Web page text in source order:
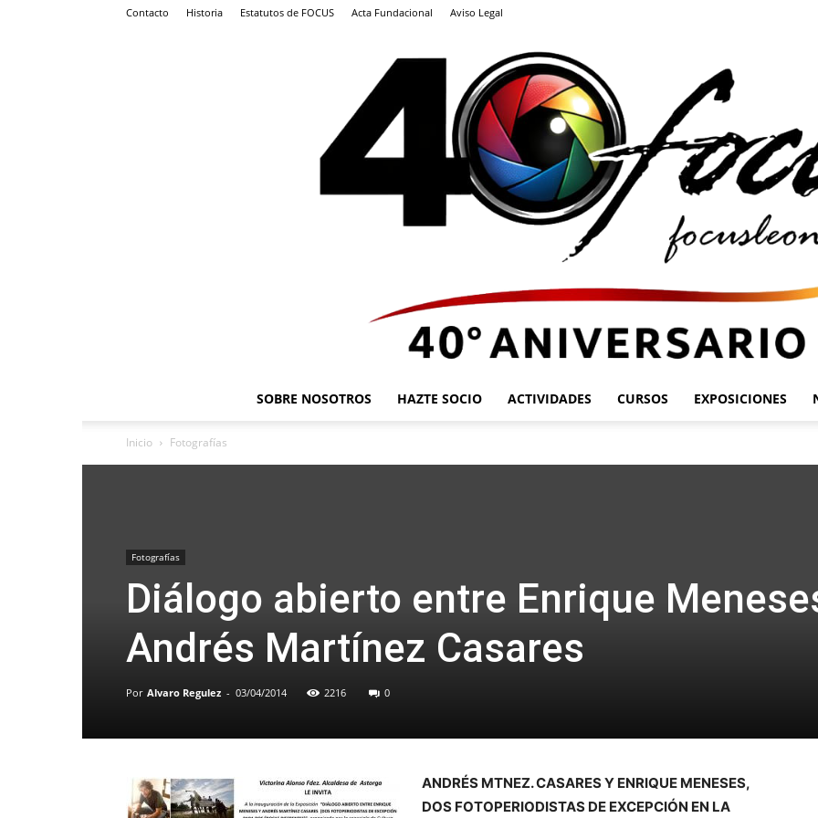
Contacto Historia Estatutos de FOCUS Acta Fundacional Aviso Legal
SOBRE NOSOTROS HAZTE SOCIO ACTIVIDADES CURSOS EXPOSICIONES
Inicio Fotografías
Fotografías
Diálogo abierto entre Enrique
Andrés Martínez Casares
Por Alvaro Regulez - 03/04/2014 2216 0
ANDRÉS MTNEZ. CASARES Y ENRIQUE MENESES,
DOS FOTOPERIODISTAS DE EXCEPCIÓN EN LA